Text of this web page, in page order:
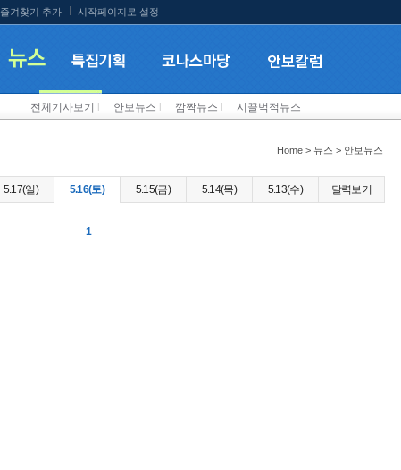
즐겨찾기 추가 시작페이지로 설정
전체기사보기 안보뉴스 깜짝뉴스 시끌벅적뉴스
Home > 뉴스 > 안보뉴스
5.17(일) 5.16(토) 5.15(금) 5.14(목) 5.13(수) 달력보기
1